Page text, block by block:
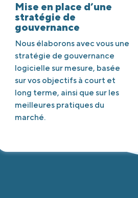
Mise en place d’une
stratégie de
gouvernance
Nous élaborons avec vous une
stratégie de gouvernance
logicielle sur mesure, basée
sur vos objectifs à court et
long terme, ainsi que sur les
meilleures pratiques du
marché.